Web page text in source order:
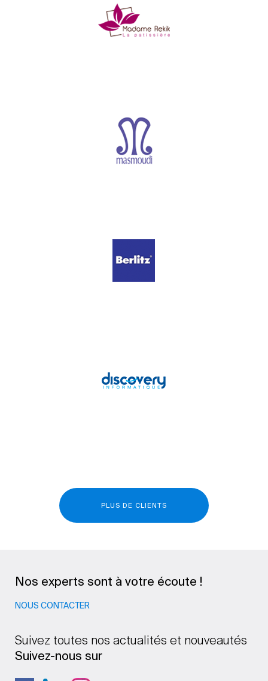
PLUS DE CLIENTS
Nos experts sont à votre écoute !
NOUS CONTACTER
Suivez toutes nos actualités et nouveautés
Suivez-nous sur